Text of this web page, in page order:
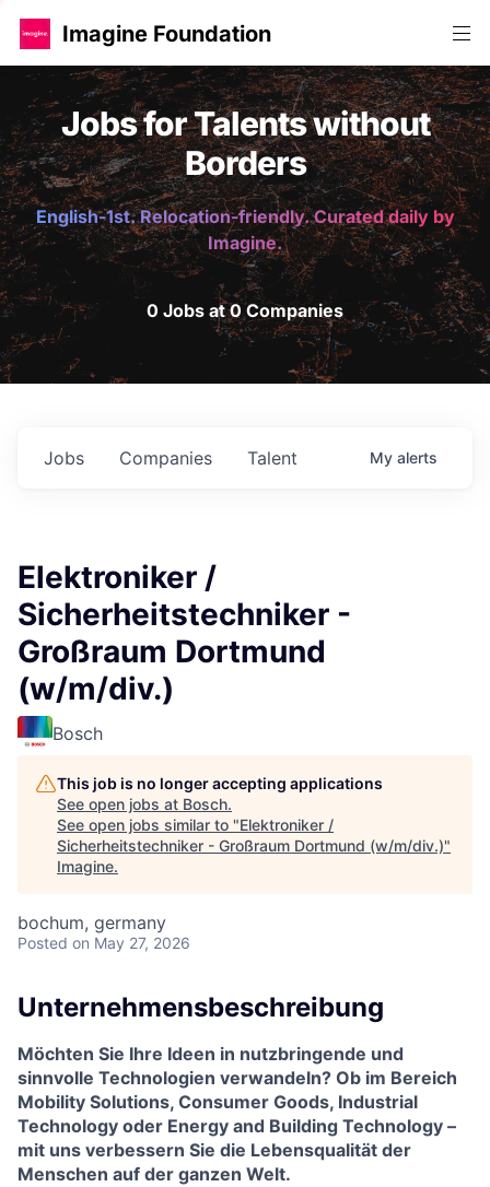
Imagine Foundation
Jobs for Talents without
Borders
English-1st. Relocation-friendly. Curated daily by
Imagine.
0 Jobs at 0 Companies
Jobs Companies Talent My alerts
Elektroniker /
Sicherheitstechniker -
Großraum Dortmund
(w/m/div.)
Bosch
This job is no longer accepting applications
See open jobs at Bosch.
See open jobs similar to "Elektroniker /
Sicherheitstechniker - Großraum Dortmund (w/m/div.)"
Imagine.
bochum, germany
Posted on May 27, 2026
Unternehmensbeschreibung
Möchten Sie Ihre Ideen in nutzbringende und
sinnvolle Technologien verwandeln? Ob im Bereich
Mobility Solutions, Consumer Goods, Industrial
Technology oder Energy and Building Technology –
mit uns verbessern Sie die Lebensqualität der
Menschen auf der ganzen Welt.